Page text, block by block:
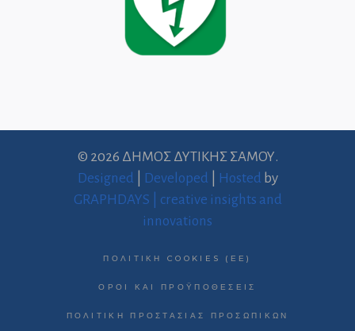
© 2026 ΔΗΜΟΣ ΔΥΤΙΚΗΣ ΣΑΜΟΥ.
Designed
Developed Hosted by
GRAPHDAYS | creative insights and
innovations
ΠΟΛΙΤΙΚΉ COOKIES (ΕΕ)
ΌΡΟΙ ΚΑΙ ΠΡΟΫΠΟΘΈΣΕΙΣ
ΠΟΛΙΤΙΚΉ ΠΡΟΣΤΑΣΊΑΣ ΠΡΟΣΩΠΙΚΏΝ